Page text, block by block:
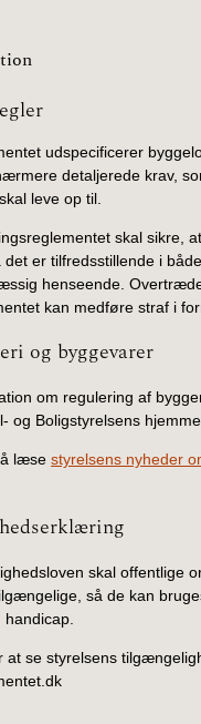
udspecificerer
detaljerede krav,
leve op til.
skal sikre,
er tilfredsstillende i
henseende.
kan medføre straf i
og byggevarer
om regulering af
og Boligstyrelsens
læse styrelsens nyheder
skal offentlige
så de kan
at se styrelsens